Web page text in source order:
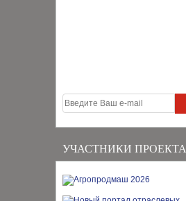
УЧАСТНИКИ ПРОЕКТА